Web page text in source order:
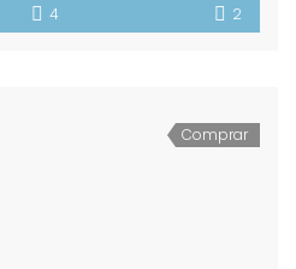
4 2
Comprar